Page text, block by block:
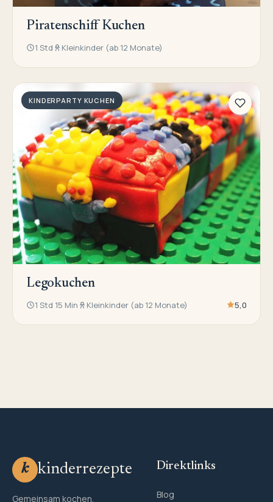
Piratenschiff Kuchen
1 Std Kleinkinder (ab 12 Monate)
KINDERPARTY KUCHEN
Legokuchen
1 Std 15 Min Kleinkinder (ab 12 Monate) 5,0
k kinderrezepte
Gemeinsam kochen,
Direktlinks
Blog